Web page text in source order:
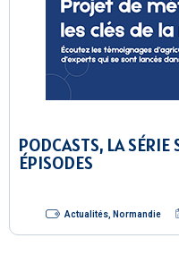
PODCASTS, LA SÉRIE
ÉPISODES
Actualités Normandie